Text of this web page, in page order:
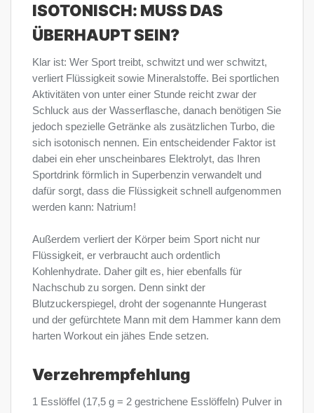
ISOTONISCH: MUSS DAS
ÜBERHAUPT SEIN?
Klar ist: Wer Sport treibt, schwitzt und wer schwitzt,
verliert Flüssigkeit sowie Mineralstoffe. Bei sportlichen
Aktivitäten von unter einer Stunde reicht zwar der
Schluck aus der Wasserflasche, danach benötigen Sie
jedoch spezielle Getränke als zusätzlichen Turbo, die
sich isotonisch nennen. Ein entscheidender Faktor ist
dabei ein eher unscheinbares Elektrolyt, das Ihren
Sportdrink förmlich in Superbenzin verwandelt und
dafür sorgt, dass die Flüssigkeit schnell aufgenommen
werden kann: Natrium!
Außerdem verliert der Körper beim Sport nicht nur
Flüssigkeit, er verbraucht auch ordentlich
Kohlenhydrate. Daher gilt es, hier ebenfalls für
Nachschub zu sorgen. Denn sinkt der
Blutzuckerspiegel, droht der sogenannte Hungerast 
und der gefürchtete Mann mit dem Hammer kann dem
harten Workout ein jähes Ende setzen.
Verzehrempfehlung
1 Esslöffel (17,5 g = 2 gestrichene Esslöffeln) Pulver in